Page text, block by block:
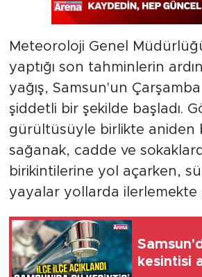
Meteoroloji Genel
yaptığı son tahminlerin
yağış, Samsun'un
şiddetli bir şekilde başladı.
gürültüsüyle birlikte aniden
sağanak, cadde ve
birikintilerine yol açarken,
yayalar yollarda ilerlemekte
kesintisi